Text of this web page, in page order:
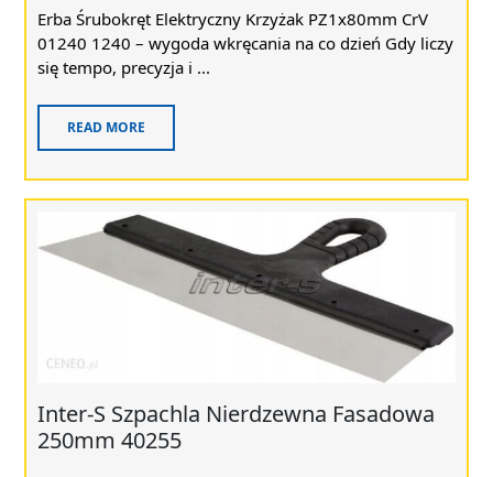
Erba Śrubokręt Elektryczny Krzyżak PZ1x80mm CrV
01240 1240 – wygoda wkręcania na co dzień Gdy liczy
się tempo, precyzja i ...
READ MORE
Inter-S Szpachla Nierdzewna Fasadowa
250mm 40255